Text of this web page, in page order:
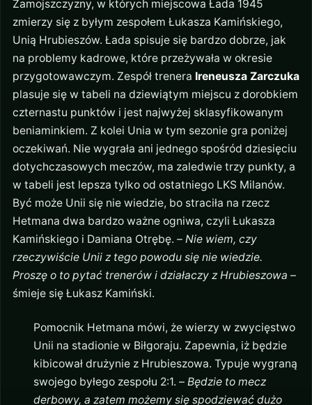
Zamojszczyzny, w których miejscowa Łada 1945
zmierzy się z byłym zespołem Łukasza Kamińskiego,
Unią Hrubieszów. Łada spisuje się bardzo dobrze, jak
na problemy kadrowe, które przeżywała w okresie
przygotowawczym. Zespół trenera Ireneusza Zarczuka
plasuje się w tabeli na dziewiątym miejscu z dorobkiem
czternastu punktów i jest najwyżej sklasyfikowanym
beniaminkiem. Z kolei Unia w tym sezonie gra poniżej
oczekiwań. Nie wygrała ani jednego spośród dziesięciu
dotychczasowych meczów, ma zaledwie trzy punkty, a
w tabeli jest lepsza tylko od ostatniego LKS Milanów.
Być może Unii się nie wiedzie, bo straciła na rzecz
Hetmana dwa bardzo ważne ogniwa, czyli Łukasza
Kamińskiego i Damiana Otrębę. – Nie wiem, czy
rzeczywiście Unii z tego powodu się nie wiedzie.
Proszę o to pytać trenerów i działaczy z Hrubieszowa –
śmieje się Łukasz Kamiński.
Pomocnik Hetmana mówi, że wierzy w zwycięstwo
Unii na stadionie w Biłgoraju. Zapewnia, iż będzie
kibicował drużynie z Hrubieszowa. Typuje wygraną
swojego byłego zespołu 2:1. – Będzie to mecz
derbowy, a zatem możemy się spodziewać dużo